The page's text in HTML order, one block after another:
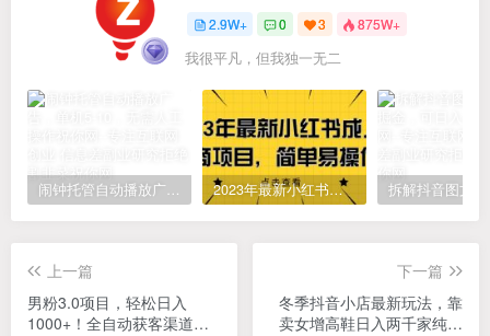
2.9W+ 0 3 875W+
我很平凡，但我独一无二
闹钟托管自动播放广告，单机5-10，无需人工操作 2023年最新小红书成人电商项目，简单易操作【详细教程】
上一篇
男粉3.0项目，轻松日入
1000+！全自动获客渠道，
下一篇
冬季抖音小店最新玩法，靠
卖女增高鞋日入两千家纯商